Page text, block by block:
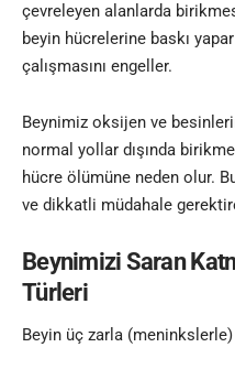
çevreleyen alanlarda
beyin hücrelerine baskı
çalışmasını engeller.
Beynimiz oksijen ve
normal yollar dışında
hücre ölümüne neden olur.
ve dikkatli müdahale
Beynimizi Saran
Türleri
Beyin üç zarla